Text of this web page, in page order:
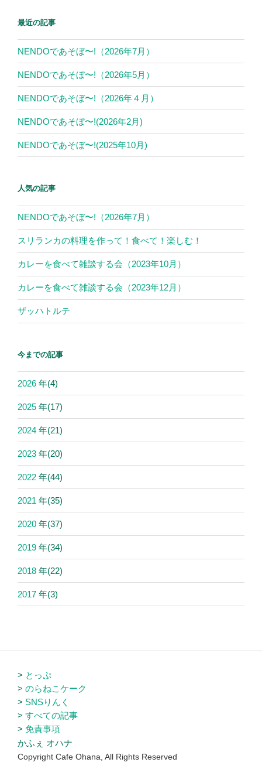
最近の記事
NENDOであそぼ〜!（2026年7月）
NENDOであそぼ〜!（2026年5月）
NENDOであそぼ〜!（2026年４月）
NENDOであそぼ〜!(2026年2月)
NENDOであそぼ〜!(2025年10月)
人気の記事
NENDOであそぼ〜!（2026年7月）
スリランカの料理を作って！食べて！楽しむ！
カレーを食べて雑談する会（2023年10月）
カレーを食べて雑談する会（2023年12月）
ザッハトルテ
今までの記事
2026 年(4)
2025 年(17)
2024 年(21)
2023 年(20)
2022 年(44)
2021 年(35)
2020 年(37)
2019 年(34)
2018 年(22)
2017 年(3)
とっぷ
のらねこケーク
SNSりんく
すべての記事
免責事項
かふぇ オハナ
Copyright Cafe Ohana, All Rights Reserved